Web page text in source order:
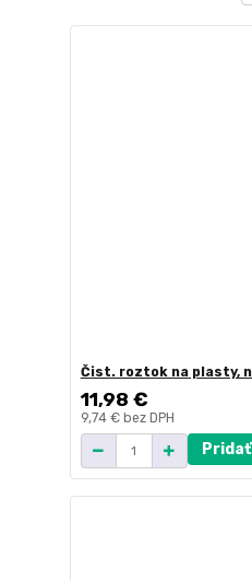
Čist. roztok na plasty,
11,98 €
9,74 € bez DPH